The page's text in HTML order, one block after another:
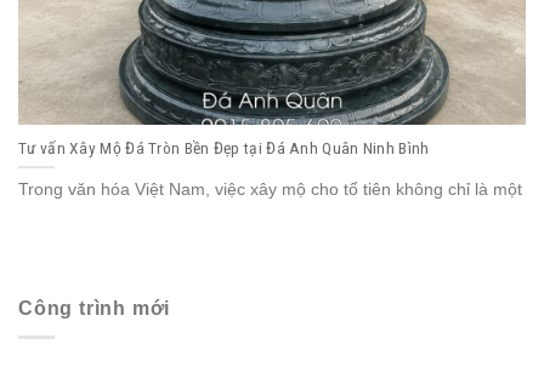
Tư vấn Xây Mộ Đá Tròn Bền Đẹp tại Đá Anh Quân Ninh Bình
Trong văn hóa Việt Nam, việc xây mộ cho tổ tiên không chỉ là một
Công trình mới